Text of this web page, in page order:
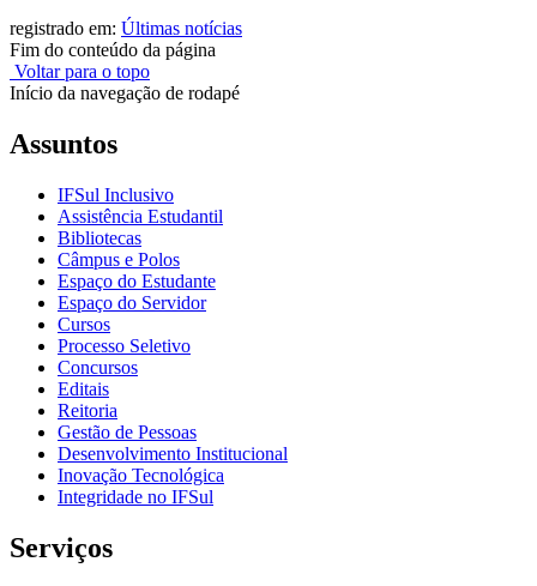
registrado em: Últimas notícias
Fim do conteúdo da página
Voltar para o topo
Início da navegação de rodapé
Assuntos
IFSul Inclusivo
Assistência Estudantil
Bibliotecas
Câmpus e Polos
Espaço do Estudante
Espaço do Servidor
Cursos
Processo Seletivo
Concursos
Editais
Reitoria
Gestão de Pessoas
Desenvolvimento Institucional
Inovação Tecnológica
Integridade no IFSul
Serviços